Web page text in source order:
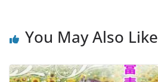
You May Also Like